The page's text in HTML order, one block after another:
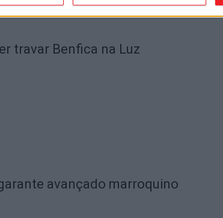
travar Benfica na Luz
avançado marroquino